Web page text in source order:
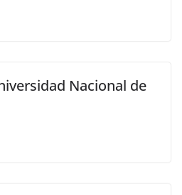
Nacional de